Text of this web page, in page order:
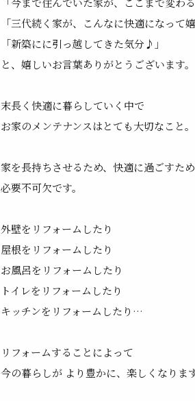
「三代続く家が、こんなに快適になって
「新築にに引っ越してきた気分♪」
と、嬉しいお言葉ありがとうございます。
末長く快適に暮らしていく中で
お家のメンテナンスはとても大切なこと。
家を長持ちさせるため、快適に過ごすた
必要不可欠です。
外壁をリフォームしたり
屋根をリフォームしたり
お風呂をリフォームしたり
トイレをリフォームしたり
キッチンをリフォームしたり…
リフォームすることによって
今の暮らしが より豊かに、楽しくなりま